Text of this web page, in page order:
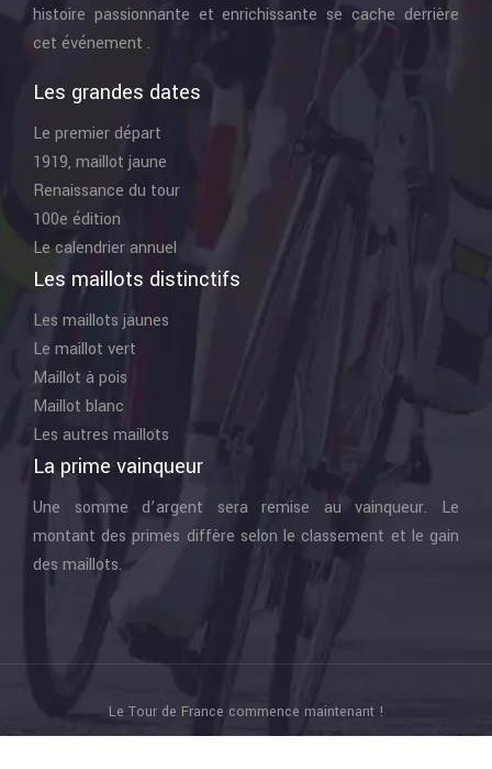
histoire passionnante et enrichissante se cache derrière
cet événement .
Les grandes dates
Le premier départ
1919, maillot jaune
Renaissance du tour
100e édition
Le calendrier annuel
Les maillots distinctifs
Les maillots jaunes
Le maillot vert
Maillot à pois
Maillot blanc
Les autres maillots
La prime vainqueur
Une somme d’argent sera remise au vainqueur. Le
montant des primes diffère selon le classement et le gain
des maillots.
Le Tour de France commence maintenant !